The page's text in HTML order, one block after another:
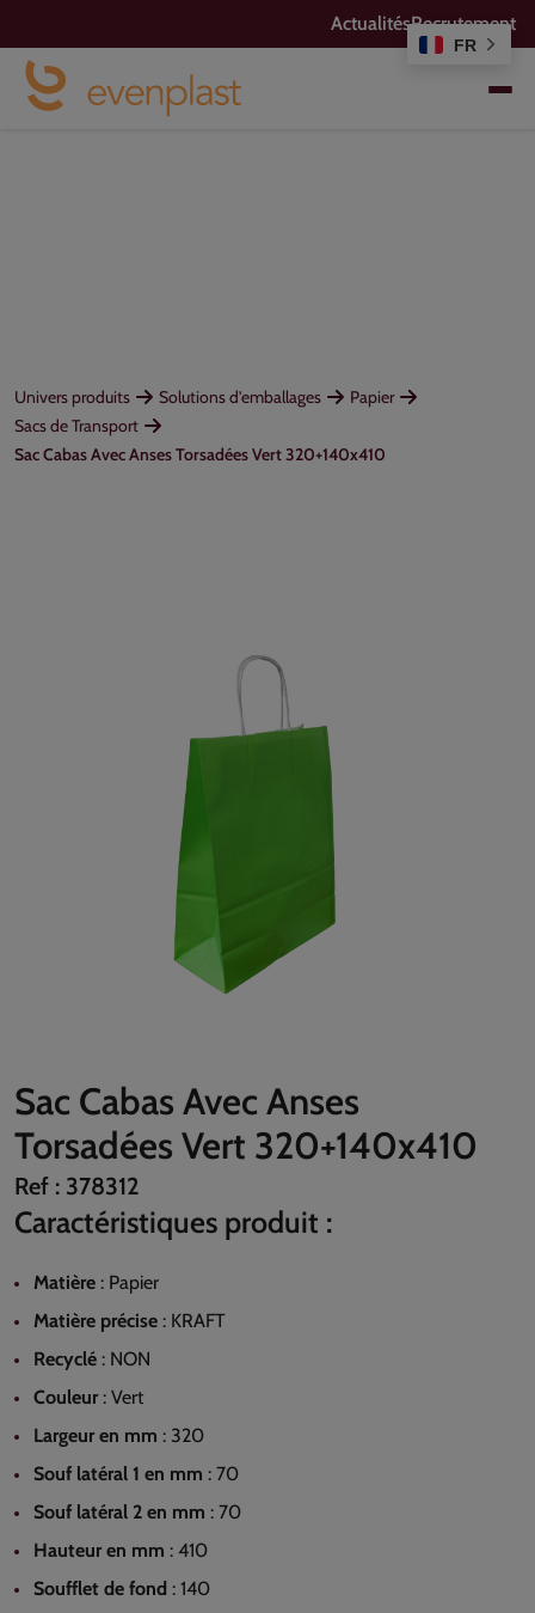
FR
ActualitésRecrutement
Univers produits Solutions d'emballages
Papier
Sacs de Transport
Sac Cabas Avec Anses Torsadées Vert 320+140x410
Sac Cabas Avec Anses
Torsadées Vert 320+140x410
Ref : 378312
Caractéristiques produit :
Matière : Papier
Matière précise : KRAFT
Recyclé : NON
Couleur : Vert
Largeur en mm : 320
Souf latéral 1 en mm : 70
Souf latéral 2 en mm : 70
Hauteur en mm : 410
Soufflet de fond : 140